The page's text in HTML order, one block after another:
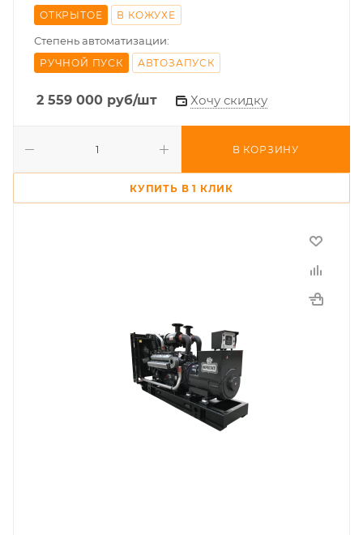
ОТКРЫТОЕ В КОЖУХЕ
Степень автоматизации:
РУЧНОЙ ПУСК АВТОЗАПУСК
2 559 000 руб/шт Хочу скидку
В КОРЗИНУ
КУПИТЬ В 1 КЛИК